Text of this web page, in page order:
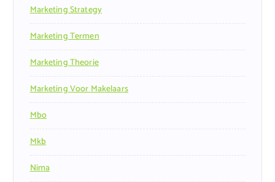
Marketing Strategy
Marketing Termen
Marketing Theorie
Marketing Voor Makelaars
Mbo
Mkb
Nima